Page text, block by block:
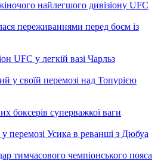
переживаннями перед боєм із
у своїй перемозі над Топурією
перемозі Усика в реванші з Дюбуа